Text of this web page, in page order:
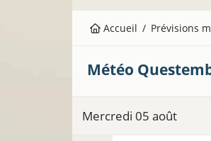
Accueil Prévisions
Météo
Mercredi 05 août